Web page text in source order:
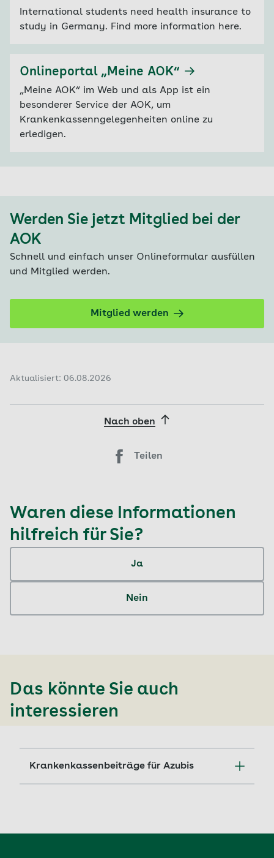
International students need health insurance to
study in Germany. Find more information here.
Onlineportal „Meine AOK“
„Meine AOK“ im Web und als App ist ein
besonderer Service der AOK, um
Krankenkassenngelegenheiten online zu
erledigen.
Werden Sie jetzt Mitglied bei der
AOK
Schnell und einfach unser Onlineformular ausfüllen
und Mitglied werden.
Mitglied werden
Aktualisiert: 06.08.2026
Nach oben
Teilen
Waren diese Informationen
hilfreich für Sie?
Ja
Nein
Das könnte Sie auch
interessieren
Krankenkassenbeiträge für Azubis